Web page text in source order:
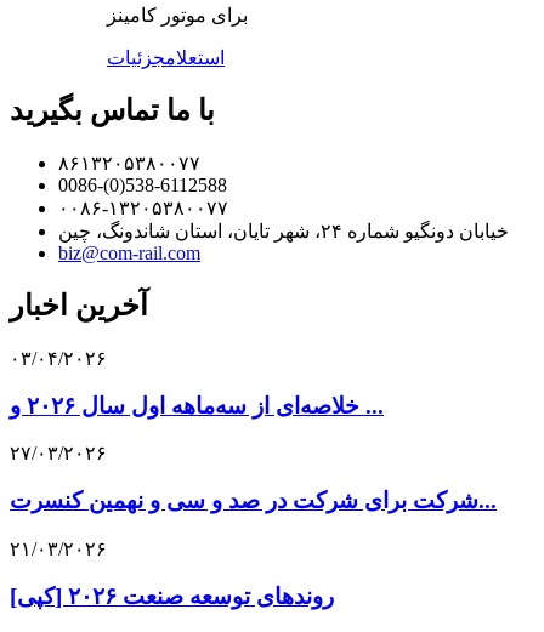
برای موتور کامینز
استعلامجزئیات
با ما تماس بگیرید
۸۶۱۳۲۰۵۳۸۰۰۷۷
0086-(0)538-6112588
۰۰۸۶-۱۳۲۰۵۳۸۰۰۷۷
خیابان دونگیو شماره ۲۴، شهر تایان، استان شاندونگ، چین
biz@com-rail.com
آخرین اخبار
۰۳/۰۴/۲۰۲۶
خلاصه‌ای از سه‌ماهه اول سال ۲۰۲۶ و ...
۲۷/۰۳/۲۰۲۶
شرکت برای شرکت در صد و سی و نهمین کنسرت...
۲۱/۰۳/۲۰۲۶
[کپی] روندهای توسعه صنعت ۲۰۲۶